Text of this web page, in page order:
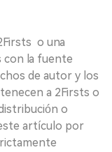
o una
con la fuente
de autor y los
a 2Firsts o
o
artículo por